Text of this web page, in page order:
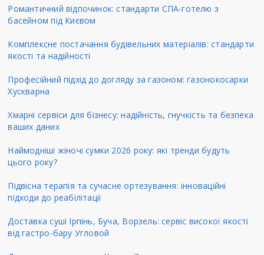
Романтичний відпочинок: стандарти СПА-готелю з
басейном під Києвом
Комплексне постачання будівельних матеріалів: стандарти
якості та надійності
Професійний підхід до догляду за газоном: газонокосарки
Хускварна
Хмарні сервіси для бізнесу: надійність, гнучкість та безпека
ваших даних
Наймодніші жіночі сумки 2026 року: які тренди будуть
цього року?
Підвісна терапія та сучасне ортезування: інноваційні
підходи до реабілітації
Доставка суші Ірпінь, Буча, Ворзель: сервіс високої якості
від гастро-бару Угловой